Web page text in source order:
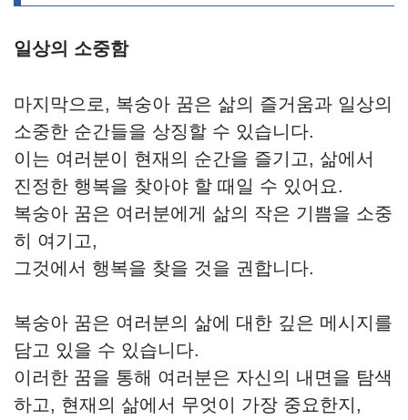
일상의 소중함
마지막으로, 복숭아 꿈은 삶의 즐거움과 일상의
소중한 순간들을 상징할 수 있습니다.
이는 여러분이 현재의 순간을 즐기고, 삶에서
진정한 행복을 찾아야 할 때일 수 있어요.
복숭아 꿈은 여러분에게 삶의 작은 기쁨을 소중
히 여기고,
그것에서 행복을 찾을 것을 권합니다.
복숭아 꿈은 여러분의 삶에 대한 깊은 메시지를
담고 있을 수 있습니다.
이러한 꿈을 통해 여러분은 자신의 내면을 탐색
하고, 현재의 삶에서 무엇이 가장 중요한지,